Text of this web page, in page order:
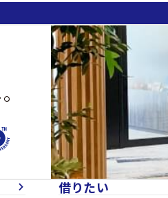
arrow_forward_ios 借りたい